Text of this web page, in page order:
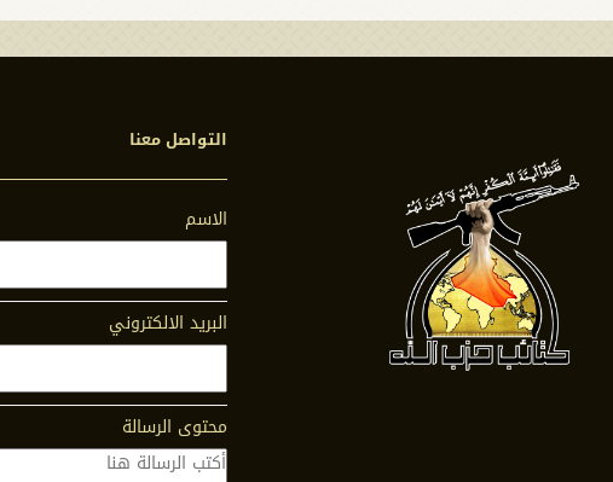
التواصل معنا
الاسم
البريد الالكتروني
محتوى الرسالة